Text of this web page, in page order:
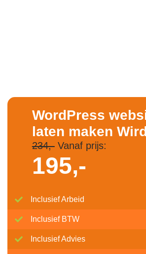
WordPress
laten maken
234,-Vanaf prijs:
195,-
Inclusief Arbeid
Inclusief BTW
Inclusief Advies